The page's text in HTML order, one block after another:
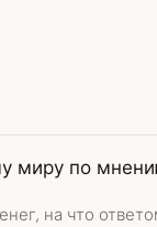
миру по
на что